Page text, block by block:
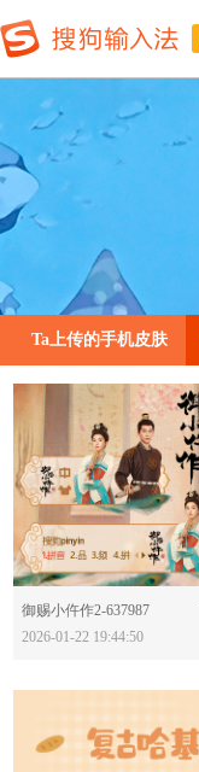
Ta上传的手机皮肤
分享：
御赐小仵作2-637987
2026-01-22 19:44:50